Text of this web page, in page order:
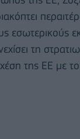
εσωτερικούς
τη
της ΕΕ με